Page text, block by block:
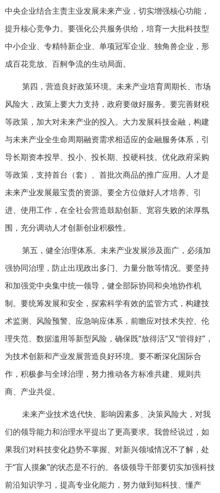
中央企业结合主责主业发展未来产业，切实增强核心功能，
提升核心竞争力。要强化公共服务供给，培育一大批科技型
中小企业、专精特新企业、单项冠军企业、独角兽企业，形
成百花竞放、百舸争流的生动局面。
第四，营造良好政策环境。未来产业培育周期长、市场
风险大，政策上要大力支持，政府要做好服务。要完善财税
等政策，加大对未来产业的投入。大力发展科技金融，构建
与未来产业全生命周期融资需求相适应的金融服务体系，引
导长期资本投早、投小、投长期、投硬科技。优化政府采购
等政策，支持首台（套）、首批次商品的推广应用。人才是
未来产业发展最宝贵的资源。要全方位做好人才培养、引
进、使用工作，在全社会营造鼓励创新、宽容失败的浓厚氛
围，充分调动人才创新创业积极性。
第五，健全治理体系。未来产业发展涉及面广，必须加
强协同治理，防止出现政出多门、力量分散等情况。要坚持
和加强党中央集中统一领导，健全部际协同和央地协作机
制。要统筹发展和安全，探索科学有效的监管方式，构建技
术监测、风险预警、应急响应体系，前瞻应对技术失控、伦
理失范、数据滥用等新型风险，确保既“放得活”又“管得好”，
为技术创新和产业发展营造良好环境。要不断深化国际合
作，积极参与全球治理，努力推动各方标准共建、规则共
商、产业共促。
未来产业技术迭代快、影响因素多、决策风险大，对我
们的领导能力和治理水平提出了更高要求。我曾经说过，如
果我们对科技变化趋势不掌握、对新兴领域情况不了解，处
于“盲人摸象”的状态是不行的。各级领导干部要切实加强科技
前沿知识学习，提高专业化能力，努力做到知科技、懂产